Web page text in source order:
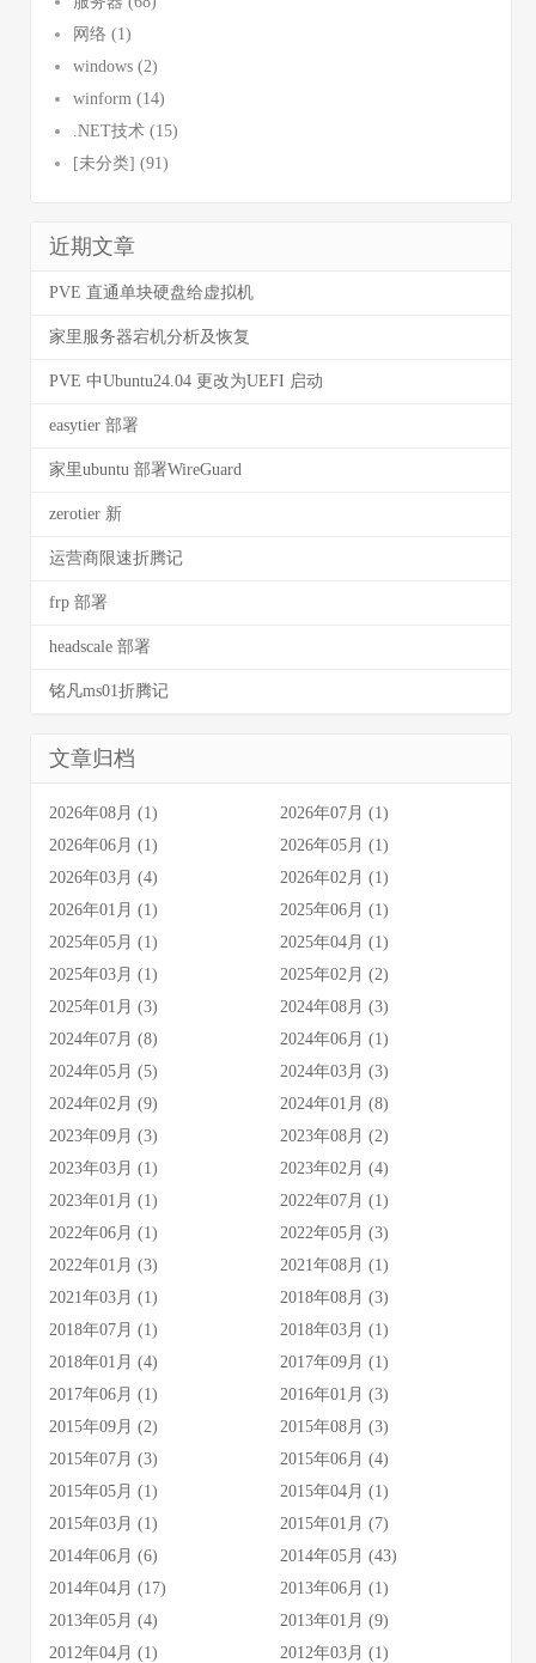
网络 (1)
windows (2)
winform (14)
.NET技术 (15)
[未分类] (91)
近期文章
PVE 直通单块硬盘给虚拟机
家里服务器宕机分析及恢复
PVE 中Ubuntu24.04 更改为UEFI 启动
easytier 部署
家里ubuntu 部署WireGuard
zerotier 新
运营商限速折腾记
frp 部署
headscale 部署
铭凡ms01折腾记
文章归档
2026年08月 (1)
2026年07月 (1)
2026年06月 (1)
2026年05月 (1)
2026年03月 (4)
2026年02月 (1)
2026年01月 (1)
2025年06月 (1)
2025年05月 (1)
2025年04月 (1)
2025年03月 (1)
2025年02月 (2)
2025年01月 (3)
2024年08月 (3)
2024年07月 (8)
2024年06月 (1)
2024年05月 (5)
2024年03月 (3)
2024年02月 (9)
2024年01月 (8)
2023年09月 (3)
2023年08月 (2)
2023年03月 (1)
2023年02月 (4)
2023年01月 (1)
2022年07月 (1)
2022年06月 (1)
2022年05月 (3)
2022年01月 (3)
2021年08月 (1)
2021年03月 (1)
2018年08月 (3)
2018年07月 (1)
2018年03月 (1)
2018年01月 (4)
2017年09月 (1)
2017年06月 (1)
2016年01月 (3)
2015年09月 (2)
2015年08月 (3)
2015年07月 (3)
2015年06月 (4)
2015年05月 (1)
2015年04月 (1)
2015年03月 (1)
2015年01月 (7)
2014年06月 (6)
2014年05月 (43)
2014年04月 (17)
2013年06月 (1)
2013年05月 (4)
2013年01月 (9)
2012年04月 (1)
2012年03月 (1)